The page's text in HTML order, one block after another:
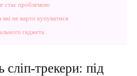
стає проблемою
не варто купуватися
гаджета
трекери: під